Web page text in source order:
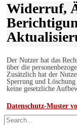
Widerruf,
Der Nutzer hat das
über die
Zusätzlich hat der
Sperrung und
keine gesetzliche
Datenschutz-Muster